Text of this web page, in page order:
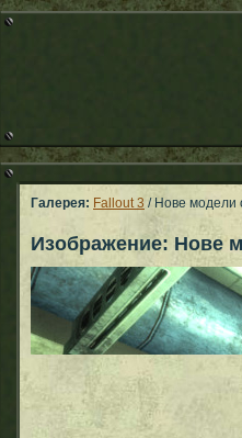
Галерея: Fallout 3 / Нове модели
Изображение: Нове